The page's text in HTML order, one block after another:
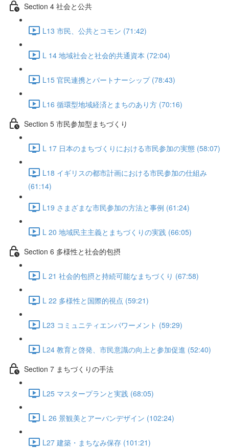
Section 4 社会と公共
L13 市民、公共とコモン (71:42)
L 14 地域社会と社会的共通資本 (72:04)
L15 官民連携とパートナーシップ (78:43)
L16 循環型地域経済とまちのあり方 (70:16)
Section 5 市民参加型まちづくり
L 17 日本のまちづくりにおける市民参加の実態 (58:07)
L18 イギリスの都市計画における市民参加の仕組み
(61:14)
L19 さまざまな市民参加の方法と事例 (61:24)
L 20 地域民主主義とまちづくりの実践 (66:05)
Section 6 多様性と社会的包摂
L 21 社会的包摂と持続可能なまちづくり (67:58)
L 22 多様性と国際的視点 (59:21)
L23 コミュニティエンパワーメント (59:29)
L24 教育と啓発、市民意識の向上と参加促進 (52:40)
Section 7 まちづくりの手法
L25 マスタープランと実践 (68:05)
L 26 景観美とアーバンデザイン (102:24)
L27 建築・まちなみ保存 (101:21)